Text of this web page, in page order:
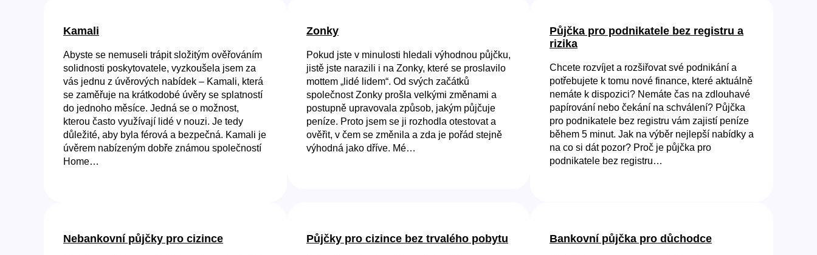
Kamali
Abyste se nemuseli trápit složitým ověřováním
solidnosti poskytovatele, vyzkoušela jsem za
vás jednu z úvěrových nabídek – Kamali, která
se zaměřuje na krátkodobé úvěry se splatností
do jednoho měsíce. Jedná se o možnost,
kterou často využívají lidé v nouzi. Je tedy
důležité, aby byla férová a bezpečná. Kamali je
úvěrem nabízeným dobře známou společností
Home…
Zonky
Pokud jste v minulosti hledali výhodnou půjčku,
jistě jste narazili i na Zonky, které se proslavilo
mottem „lidé lidem“. Od svých začátků
společnost Zonky prošla velkými změnami a
postupně upravovala způsob, jakým půjčuje
peníze. Proto jsem se ji rozhodla otestovat a
ověřit, v čem se změnila a zda je pořád stejně
výhodná jako dříve. Mé…
Půjčka pro podnikatele bez registru a
rizika
Chcete rozvíjet a rozšiřovat své podnikání a
potřebujete k tomu nové finance, které aktuálně
nemáte k dispozici? Nemáte čas na zdlouhavé
papírování nebo čekání na schválení? Půjčka
pro podnikatele bez registru vám zajistí peníze
během 5 minut. Jak na výběr nejlepší nabídky a
na co si dát pozor? Proč je půjčka pro
podnikatele bez registru…
Nebankovní půjčky pro cizince Půjčky pro cizince bez trvalého pobytu Bankovní půjčka pro důchodce